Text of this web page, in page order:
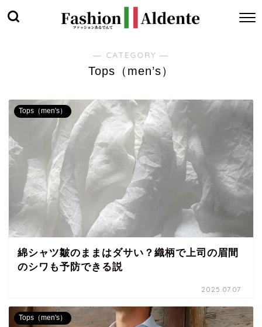
― CATEGORY ―
Tops（men’s）
Tops（men's）
綿シャツ皺のままはダサい？織柄で上司の眉間
のシワも予防できる説
2025.07.07
Tops（men's）